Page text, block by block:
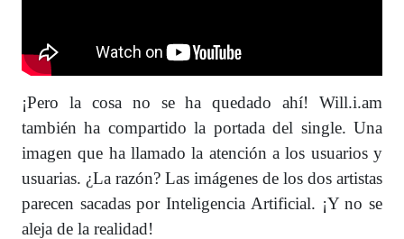
¡Pero la cosa no se ha quedado ahí! Will.i.am
también ha compartido la portada del single. Una
imagen que ha llamado la atención a los usuarios y
usuarias. ¿La razón? Las imágenes de los dos artistas
parecen sacadas por Inteligencia Artificial. ¡Y no se
aleja de la realidad!